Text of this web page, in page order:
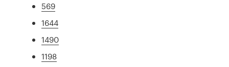
569
1644
1490
1198